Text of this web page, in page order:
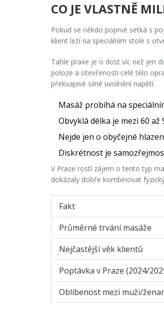
CO JE VLASTNĚ
Pokud se někdo poprvé setká s
klient leží na speciálním stole s
Tahle praxe je o dost víc než jen
poloze a otevřenosti celé tělo
překvapivě silné uvolnění napětí.
Masáž probíhá na
Obvyklá délka je mezi 60
Nejde jen o obyčejné
Diskrétnost je
V Praze rostl zájem o tento typ
dokázaly dobře kombinovat
Fakt
Průměrné trvání masáže
Nejčastější věk klientů
Poptávka v Praze (2024/
Oblíbenost mezi muži/